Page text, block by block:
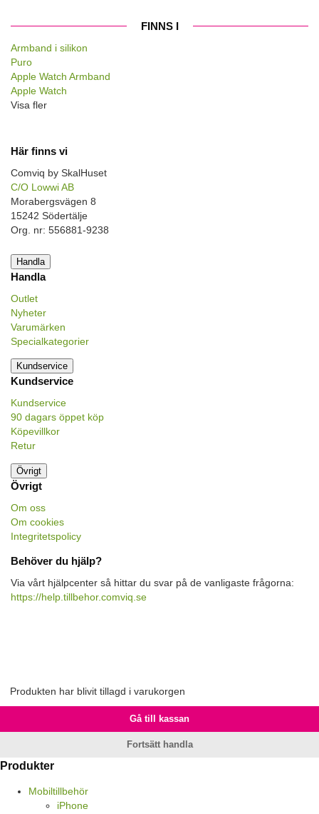
FINNS I
Armband i silikon
Puro
Apple Watch Armband
Apple Watch
Visa fler
Här finns vi
Comviq by SkalHuset
C/O Lowwi AB
Morabergsvägen 8
15242 Södertälje
Org. nr: 556881-9238
Handla
Handla
Outlet
Nyheter
Varumärken
Specialkategorier
Kundservice
Kundservice
Kundservice
90 dagars öppet köp
Köpevillkor
Retur
Övrigt
Övrigt
Om oss
Om cookies
Integritetspolicy
Behöver du hjälp?
Via vårt hjälpcenter så hittar du svar på de vanligaste frågorna:
https://help.tillbehor.comviq.se
Produkten har blivit tillagd i varukorgen
Gå till kassan
Fortsätt handla
Produkter
Mobiltillbehör
iPhone